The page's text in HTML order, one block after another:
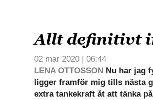
Allt definitivt
02 mar 2020 | 06:44
LENA OTTOSSON Nu har jag
ligger framför mig tills nästa
extra tankekraft åt att tänka